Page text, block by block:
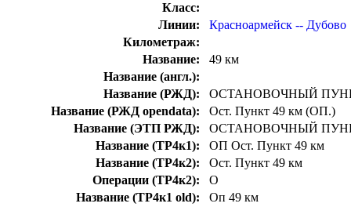
Класс:
Линии:
Красноармейск -- Дубово
Километраж:
Название:
49 км
Название (англ.):
Название (РЖД):
ОСТАНОВОЧНЫЙ
Название (РЖД opendata):
Ост. Пункт 49 км (ОП.)
Название (ЭТП РЖД):
ОСТАНОВОЧНЫЙ
Название (ТР4к1):
ОП Ост. Пункт 49 км
Название (ТР4к2):
Ост. Пункт 49 км
Операции (ТР4к2):
О
Название (ТР4к1 old):
Оп 49 км